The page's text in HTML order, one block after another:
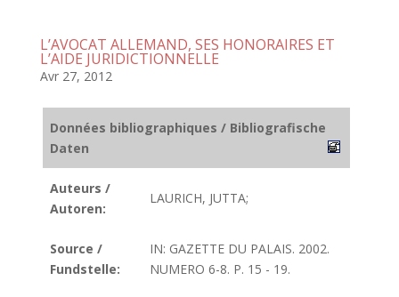
L’AVOCAT ALLEMAND, SES HONORAIRES ET
L’AIDE JURIDICTIONNELLE
Avr 27, 2012
Données bibliographiques / Bibliografische
Daten
Auteurs /
Autoren:
LAURICH, JUTTA;
Source /
Fundstelle:
IN: GAZETTE DU PALAIS. 2002.
NUMERO 6-8. P. 15 - 19.